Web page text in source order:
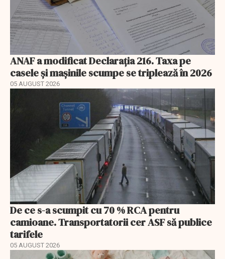
ANAF a modificat Declarația 216. Taxa pe
casele și mașinile scumpe se triplează în 2026
05 AUGUST 2026
De ce s-a scumpit cu 70 % RCA pentru
camioane. Transportatorii cer ASF să publice
tarifele
05 AUGUST 2026